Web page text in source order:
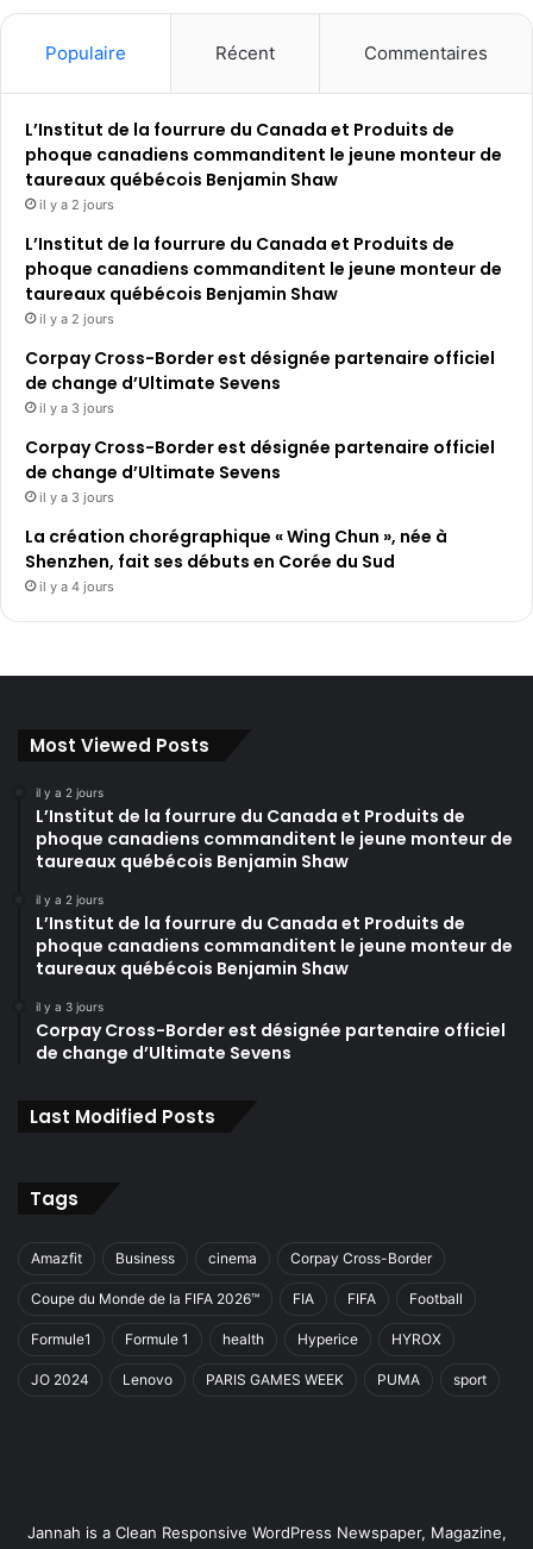
Populaire Récent Commentaires
L’Institut de la fourrure du Canada et Produits de
phoque canadiens commanditent le jeune monteur de
taureaux québécois Benjamin Shaw
il y a 2 jours
L’Institut de la fourrure du Canada et Produits de
phoque canadiens commanditent le jeune monteur de
taureaux québécois Benjamin Shaw
il y a 2 jours
Corpay Cross-Border est désignée partenaire officiel
de change d’Ultimate Sevens
il y a 3 jours
Corpay Cross-Border est désignée partenaire officiel
de change d’Ultimate Sevens
il y a 3 jours
La création chorégraphique « Wing Chun », née à
Shenzhen, fait ses débuts en Corée du Sud
il y a 4 jours
Most Viewed Posts
il y a 2 jours
L’Institut de la fourrure du Canada et Produits de
phoque canadiens commanditent le jeune monteur de
taureaux québécois Benjamin Shaw
il y a 2 jours
L’Institut de la fourrure du Canada et Produits de
phoque canadiens commanditent le jeune monteur de
taureaux québécois Benjamin Shaw
il y a 3 jours
Corpay Cross-Border est désignée partenaire officiel
de change d’Ultimate Sevens
Last Modified Posts
Tags
Amazfit Business cinema Corpay Cross-Border
Coupe du Monde de la FIFA 2026™ FIA FIFA Football
Formule1 Formule 1 health Hyperice HYROX
JO 2024 Lenovo PARIS GAMES WEEK PUMA sport
Jannah is a Clean Responsive WordPress Newspaper, Magazine,